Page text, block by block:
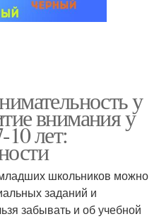
у
внимания у
10 лет:
школьников можно
заданий и
забывать и об учебной